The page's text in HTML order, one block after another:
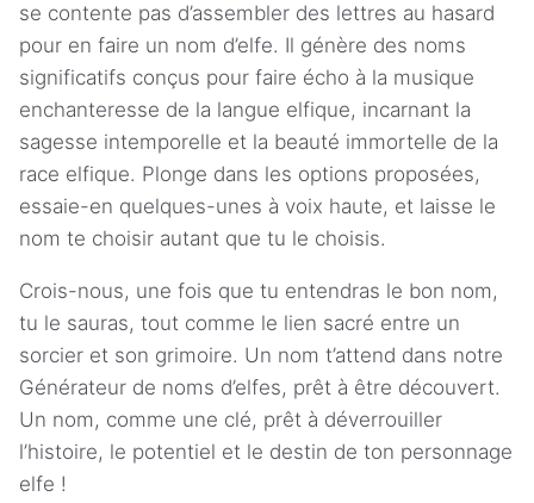
se contente pas d’assembler des lettres au hasard
pour en faire un nom d’elfe. Il génère des noms
significatifs conçus pour faire écho à la musique
enchanteresse de la langue elfique, incarnant la
sagesse intemporelle et la beauté immortelle de la
race elfique. Plonge dans les options proposées,
essaie-en quelques-unes à voix haute, et laisse le
nom te choisir autant que tu le choisis.
Crois-nous, une fois que tu entendras le bon nom,
tu le sauras, tout comme le lien sacré entre un
sorcier et son grimoire. Un nom t’attend dans notre
Générateur de noms d’elfes, prêt à être découvert.
Un nom, comme une clé, prêt à déverrouiller
l’histoire, le potentiel et le destin de ton personnage
elfe !